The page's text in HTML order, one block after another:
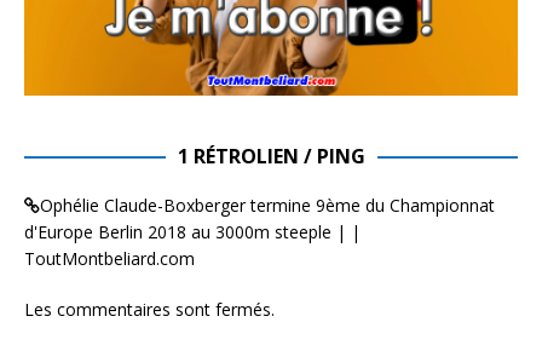
1 RÉTROLIEN / PING
Ophélie Claude-Boxberger termine 9ème du Championnat
d'Europe Berlin 2018 au 3000m steeple | |
ToutMontbeliard.com
Les commentaires sont fermés.